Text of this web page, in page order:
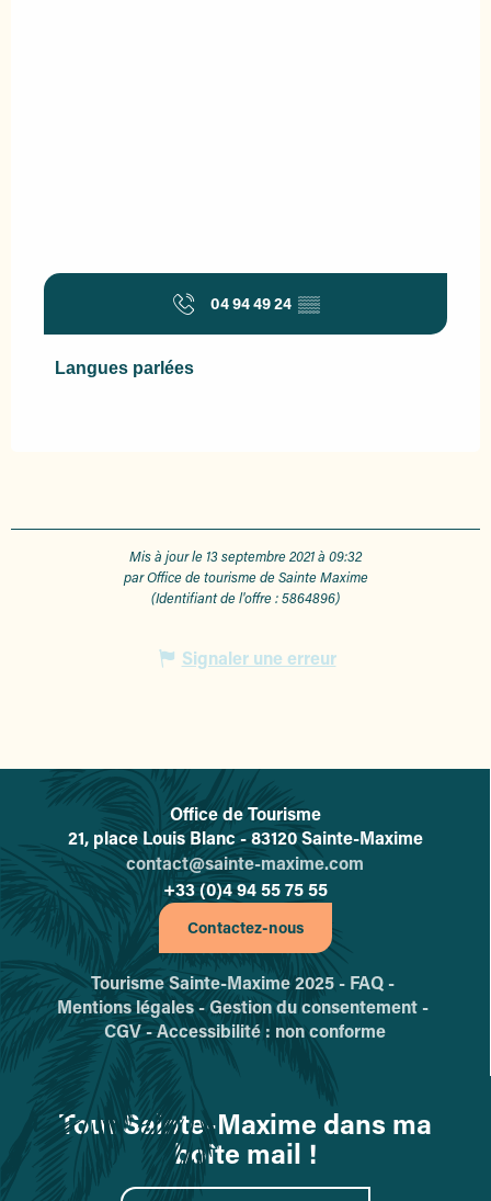
04 94 49 24 ▒▒
Langues parlées
Langues parlées
Mis à jour le 13 septembre 2021 à 09:32
par Office de tourisme de Sainte Maxime
(Identifiant de l'offre :5864896)
Signaler une erreur
L'office de tourisme de Sainte-
Office de Tourisme
21, place Louis Blanc - 83120 Sainte-Maxime
contact@sainte-maxime.com
+33 (0)4 94 55 75 55
Contactez-nous
Tourisme Sainte-Maxime 2025 - FAQ -
Mentions légales -Gestion du consentement -
CGV -Accessibilité : non conforme
Tout Sainte-Maxime dans ma
boîte mail !